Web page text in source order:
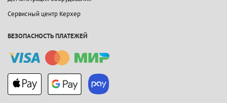
Сервисный центр Керхер
БЕЗОПАСНОСТЬ ПЛАТЕЖЕЙ